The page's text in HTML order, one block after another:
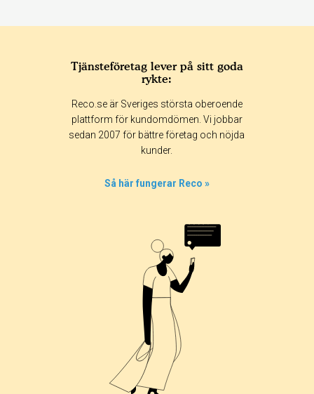
Tjänsteföretag lever på sitt goda
rykte:
Reco.se är Sveriges största oberoende
plattform för kundomdömen. Vi jobbar
sedan 2007 för bättre företag och nöjda
kunder.
Så här fungerar Reco »